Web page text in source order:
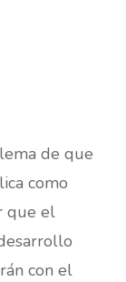
de que
como
que el
con el